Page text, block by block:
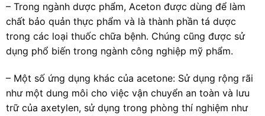
– Trong ngành dược phẩm, Aceton được dùng để làm
chất bảo quản thực phẩm và là thành phần tá dược
trong các loại thuốc chữa bệnh. Chúng cũng được sử
dụng phổ biến trong ngành công nghiệp mỹ phẩm.
– Một số ứng dụng khác của acetone: Sử dụng rộng rãi
như một dung môi cho việc vận chuyển an toàn và lưu
trữ của axetylen, sử dụng trong phòng thí nghiệm như